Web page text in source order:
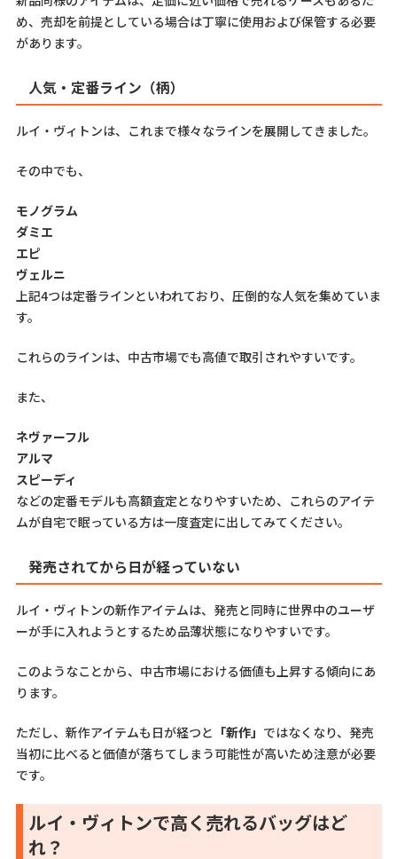
め、売却を前提としている場合は丁寧に使用および保管する必要
があります。
人気・定番ライン（柄）
ルイ・ヴィトンは、これまで様々なラインを展開してきました。
その中でも、
モノグラム
ダミエ
エピ
ヴェルニ
上記4つは定番ラインといわれており、圧倒的な人気を集めていま
す。
これらのラインは、中古市場でも高値で取引されやすいです。
また、
ネヴァーフル
アルマ
スピーディ
などの定番モデルも高額査定となりやすいため、これらのアイテ
ムが自宅で眠っている方は一度査定に出してみてください。
発売されてから日が経っていない
ルイ・ヴィトンの新作アイテムは、発売と同時に世界中のユーザ
ーが手に入れようとするため品薄状態になりやすいです。
このようなことから、中古市場における価値も上昇する傾向にあ
ります。
ただし、新作アイテムも日が経つと 「新作」 ではなくなり、発売
当初に比べると価値が落ちてしまう可能性が高いため注意が必要
です。
ルイ・ヴィトンで高く売れるバッグはど
れ？